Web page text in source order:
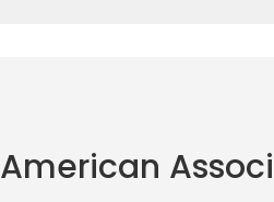
American